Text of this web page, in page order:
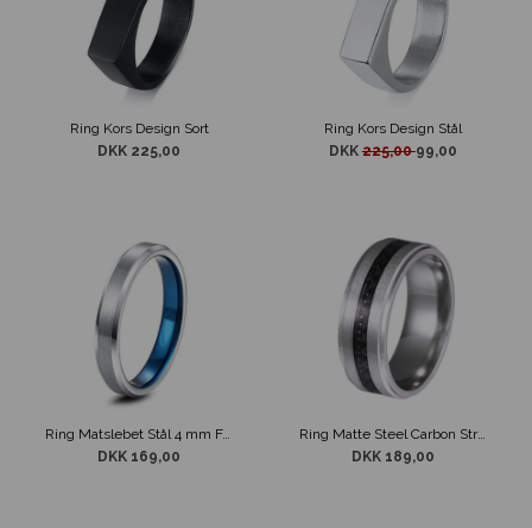
Ring Kors Design Sort
DKK 225,00
Ring Kors Design Stål
DKK225,0099,00
Ring Matslebet Stål 4 mm Facetskåret
DKK 169,00
Ring Matte Steel Carbon Stripe
DKK 189,00